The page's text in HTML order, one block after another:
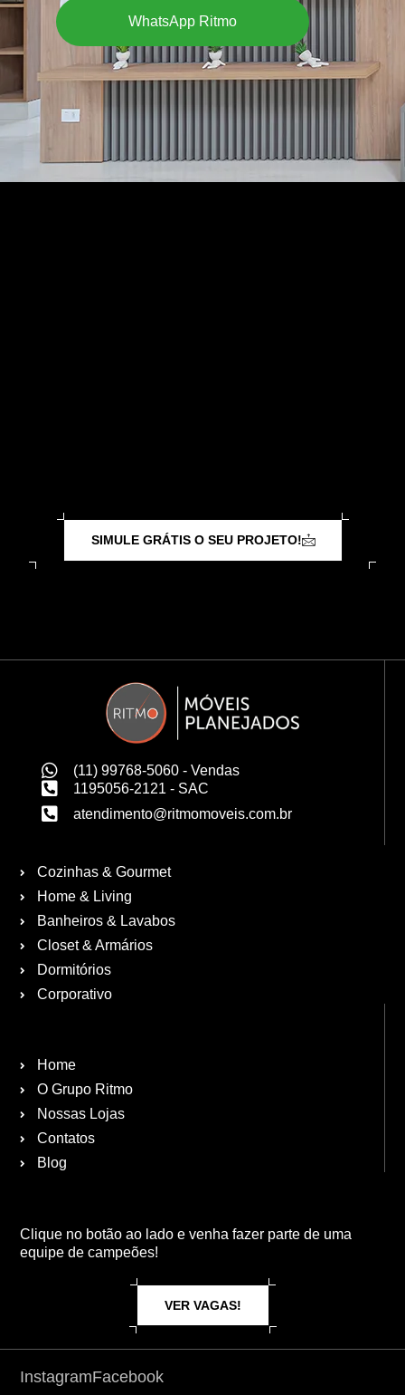
WhatsApp Ritmo
SIMULE GRÁTIS O SEU PROJETO!
(11) 99768-5060 - Vendas
1195056-2121 - SAC
atendimento@ritmomoveis.com.br
Cozinhas & Gourmet
Home & Living
Banheiros & Lavabos
Closet & Armários
Dormitórios
Corporativo
Home
O Grupo Ritmo
Nossas Lojas
Contatos
Blog
Clique no botão ao lado e venha fazer parte de uma
equipe de campeões!
VER VAGAS!
InstagramFacebook